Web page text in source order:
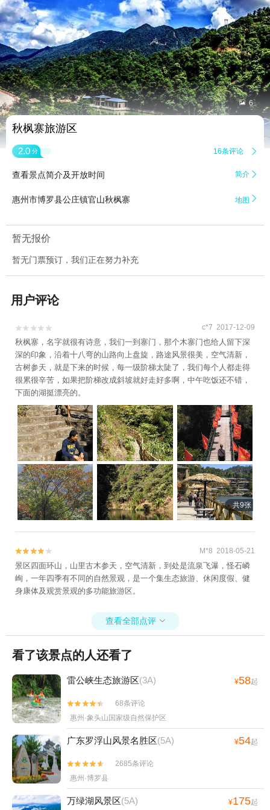
 6
秋枫寨旅游区
2.0 分 16条评论 
查看景点简介及开放时间 简介 
惠州市博罗县公庄镇官山秋枫寨 地图 
暂无报价
暂无门票预订，我们正在努力补充
用户评论

 c*7 2017-12-09
秋枫寨，名字就很有诗意，我们一到寨门，那个木寨门也给人留下深
深的印象，沿着十八弯的山路向上盘旋，路途风景很美，空气清新，
古树参天，就是下来的时候，每一级阶梯太陡了，我们每个人都走得
很累很辛苦，如果把阶梯改成斜坡就好走好多啊，中午吃饭还不错，
下面的湖挺漂亮的。
共9张

 M*8 2018-05-21
景区四面环山，山里古木参天，空气清新，到处是流泉飞瀑，怪石嶙
峋，一年四季有不同的自然景观，是一个集生态旅游、休闲度假、健
身康体及观赏景观的多功能旅游区。
查看全部点评 
看了该景点的人还看了
雷公峡生态旅游区(3A) ¥58起


68条评论
惠州·象头山国家级自然保护区
广东罗浮山风景名胜区(5A) ¥54起


2685条评论
惠州·博罗县
万绿湖风景区(5A) ¥175起
